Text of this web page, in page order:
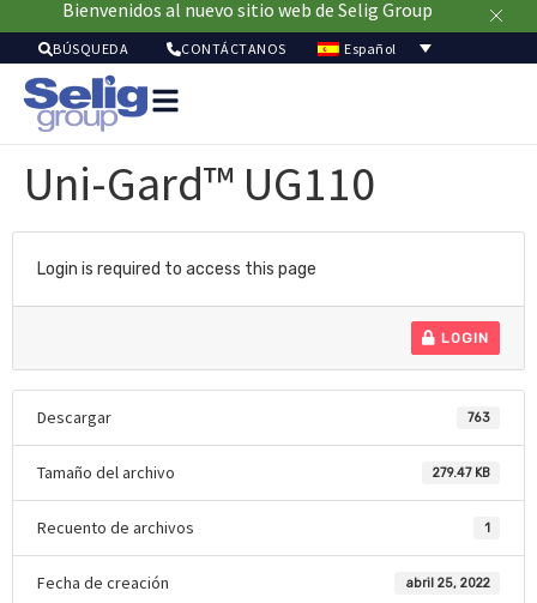
Bienvenidos al nuevo sitio web de Selig Group
BÚSQUEDA CONTÁCTANOS Español
de
Uni-Gard™ UG110
Login is required to access this page
LOGIN
Descargar 763
Tamaño del archivo 279.47 KB
Recuento de archivos 1
Fecha de creación abril 25, 2022